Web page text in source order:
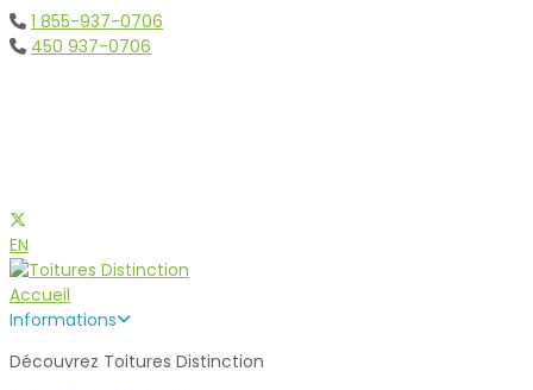
1 855-937-0706
450 937-0706
EN
Accueil
Informations
Découvrez Toitures Distinction